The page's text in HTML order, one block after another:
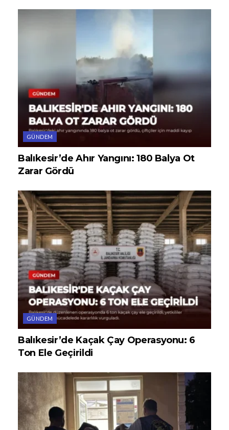
GÜNDEM
Balıkesir’de Ahır Yangını: 180 Balya Ot
Zarar Gördü
GÜNDEM
Balıkesir’de Kaçak Çay Operasyonu: 6
Ton Ele Geçirildi